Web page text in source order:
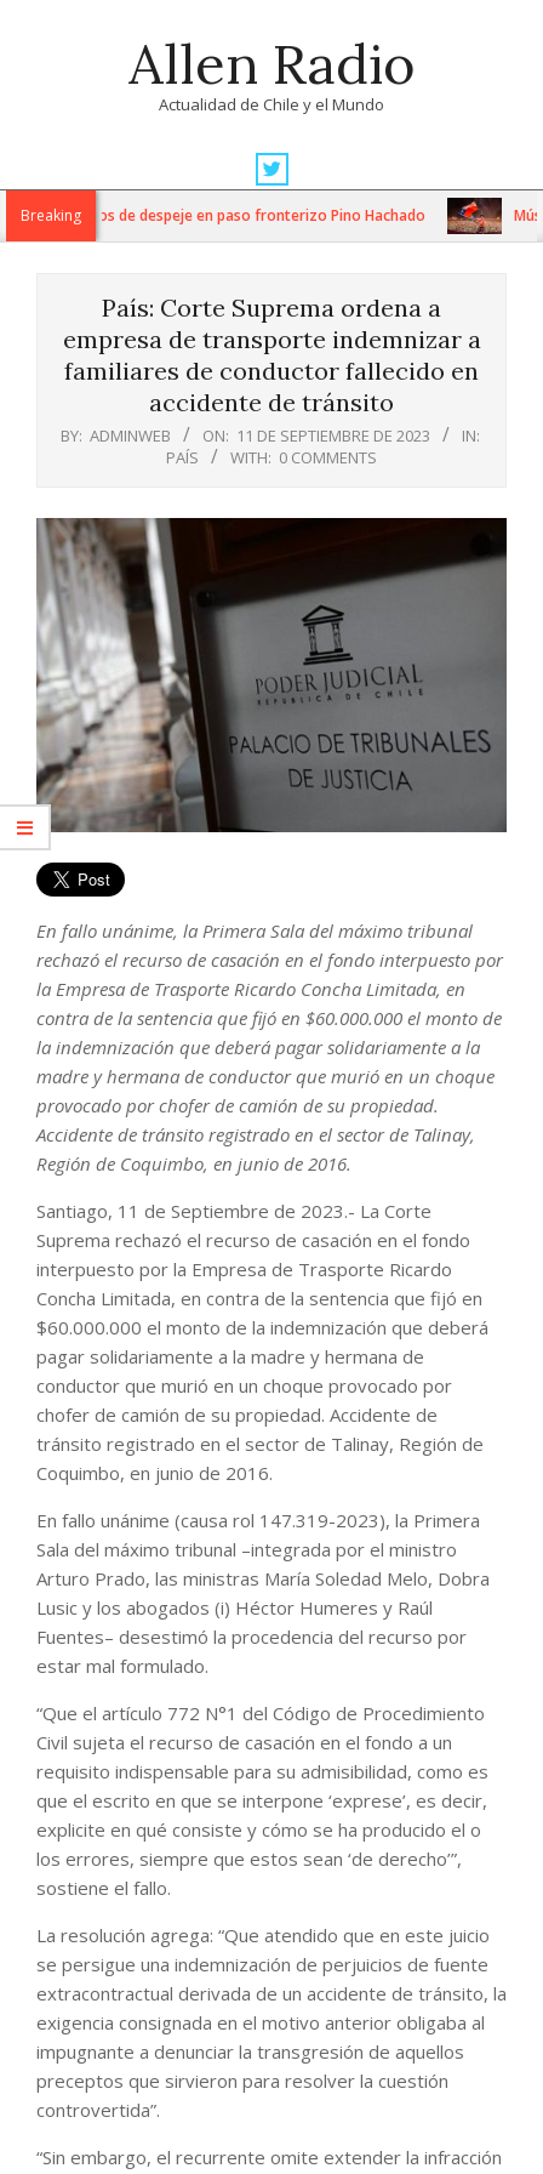
Allen Radio
Actualidad de Chile y el Mundo
Navigation
MenuBreaking
trabajos de despeje en paso fronterizo Pino Hachado
País: Corte Suprema ordena a
empresa de transporte indemnizar a
familiares de conductor fallecido en
accidente de tránsito
BY: ADMINWEB ON: 11 DE SEPTIEMBRE DE 2023
IN:
PAÍS
WITH: 0 COMMENTS
En fallo unánime, la Primera Sala del máximo tribunal
rechazó el recurso de casación en el fondo interpuesto por
la Empresa de Trasporte Ricardo Concha Limitada, en
contra de la sentencia que fijó en $60.000.000 el monto de
la indemnización que deberá pagar solidariamente a la
madre y hermana de conductor que murió en un choque
provocado por chofer de camión de su propiedad.
Accidente de tránsito registrado en el sector de Talinay,
Región de Coquimbo, en junio de 2016.
Santiago, 11 de Septiembre de 2023.- La Corte
Suprema rechazó el recurso de casación en el fondo
interpuesto por la Empresa de Trasporte Ricardo
Concha Limitada, en contra de la sentencia que fijó en
$60.000.000 el monto de la indemnización que deberá
pagar solidariamente a la madre y hermana de
conductor que murió en un choque provocado por
chofer de camión de su propiedad. Accidente de
tránsito registrado en el sector de Talinay, Región de
Coquimbo, en junio de 2016.
En fallo unánime (causa rol 147.319-2023), la Primera
Sala del máximo tribunal –integrada por el ministro
Arturo Prado, las ministras María Soledad Melo, Dobra
Lusic y los abogados (i) Héctor Humeres y Raúl
Fuentes– desestimó la procedencia del recurso por
estar mal formulado.
“Que el artículo 772 N°1 del Código de Procedimiento
Civil sujeta el recurso de casación en el fondo a un
requisito indispensable para su admisibilidad, como es
que el escrito en que se interpone ‘exprese’, es decir,
explicite en qué consiste y cómo se ha producido el o
los errores, siempre que estos sean ‘de derecho’”,
sostiene el fallo.
La resolución agrega: “Que atendido que en este juicio
se persigue una indemnización de perjuicios de fuente
extracontractual derivada de un accidente de tránsito, la
exigencia consignada en el motivo anterior obligaba al
impugnante a denunciar la transgresión de aquellos
preceptos que sirvieron para resolver la cuestión
controvertida”.
“Sin embargo, el recurrente omite extender la infracción